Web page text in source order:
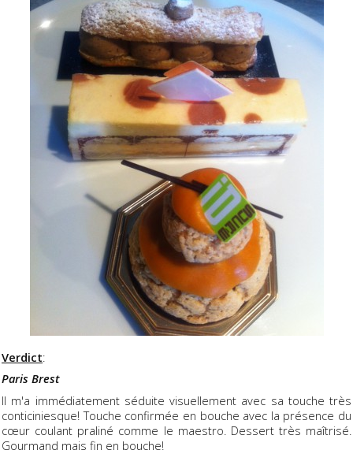
Verdict:
Paris Brest
Il m'a immédiatement séduite visuellement avec sa touche très
conticiniesque! Touche confirmée en bouche avec la présence du
cœur coulant praliné comme le maestro. Dessert très maîtrisé.
Gourmand mais fin en bouche!